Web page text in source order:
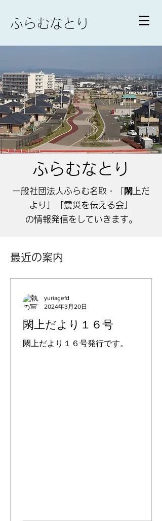
ふらむなとり
ふらむなとり
​​一般社団法人ふらむ名取・「閖上だ
より」「震災を伝える会」
の情報発信をしていきます。
​最近の案内
閖上だより１６号
閖上だより１６号発行です。
yuriagefd
2024年3月20日